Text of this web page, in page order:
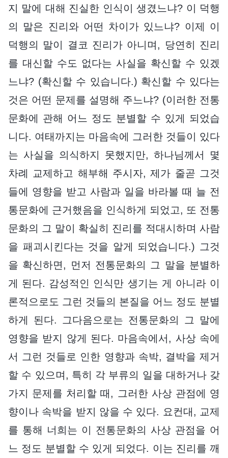
지 말에 대해 진실한 인식이 생겼느냐? 이 덕행
의 말은 진리와 어떤 차이가 있느냐? 이제 이
덕행의 말이 결코 진리가 아니며, 당연히 진리
를 대신할 수도 없다는 사실을 확신할 수 있겠
느냐? (확신할 수 있습니다.) 확신할 수 있다는
것은 어떤 문제를 설명해 주느냐? (이러한 전통
문화에 관해 어느 정도 분별할 수 있게 되었습
니다. 여태까지는 마음속에 그러한 것들이 있다
는 사실을 의식하지 못했지만, 하나님께서 몇
차례 교제하고 해부해 주시자, 제가 줄곧 그것
들에 영향을 받고 사람과 일을 바라볼 때 늘 전
통문화에 근거했음을 인식하게 되었고, 또 전통
문화의 그 말이 확실히 진리를 적대시하며 사람
을 패괴시킨다는 것을 알게 되었습니다.) 그것
을 확신하면, 먼저 전통문화의 그 말을 분별하
게 된다. 감성적인 인식만 생기는 게 아니라 이
론적으로도 그런 것들의 본질을 어느 정도 분별
하게 된다. 그다음으로는 전통문화의 그 말에
영향을 받지 않게 된다. 마음속에서, 사상 속에
서 그런 것들로 인한 영향과 속박, 결박을 제거
할 수 있으며, 특히 각 부류의 일을 대하거나 갖
가지 문제를 처리할 때, 그러한 사상 관점에 영
향이나 속박을 받지 않을 수 있다. 요컨대, 교제
를 통해 너희는 이 전통문화의 사상 관점을 어
느 정도 분별할 수 있게 되었다. 이는 진리를 깨